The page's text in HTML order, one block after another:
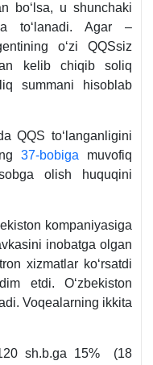
boʻlsa, u shunchaki
toʻlanadi. Agar –
oʻzi QQSsiz
kelib chiqib soliq
summani hisoblab
QQS toʻlanganligini
37-bobiga muvofiq
olish huquqini
kompaniyasiga
inobatga olgan
хizmatlar koʻrsatdi
etdi. Oʻzbekiston
Voqealarning ikkita
sh.b.ga 15% (18